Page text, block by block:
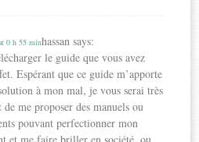
hassan says:
0 h 55 min
le guide que vous avez
Espérant que ce guide m’apporte
à mon mal, je vous serai très
de me proposer des manuels ou
pouvant perfectionner mon